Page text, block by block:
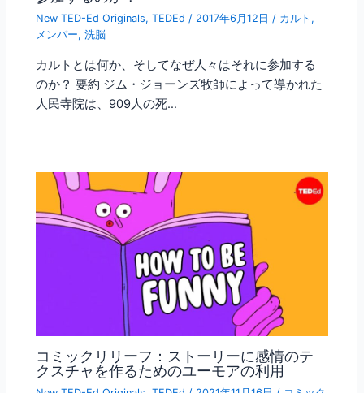
New TED-Ed Originals,TEDEd / 2017年6月12日 / カルト ,
メンバー,洗脳
カルトとは何か、そしてなぜ人々はそれに参加する
のか？ 要約 ジム・ジョーンズ牧師によって導かれた
人民寺院は、909人の死…
コミックリリーフ：ストーリーに感情のテ
クスチャを作るためのユーモアの利用